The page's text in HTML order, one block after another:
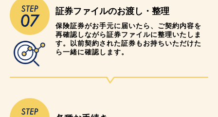
証券ファイルのお渡し・整理
保険証券がお手元に届いたら、ご契約内容を
再確認しながら証券ファイルに整理いたしま
す。以前契約された証券もお持ちいただけた
ら一緒に確認します。